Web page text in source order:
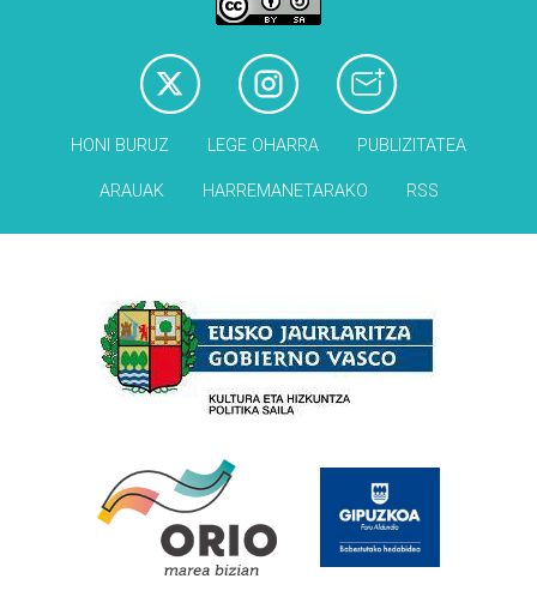
HONI BURUZ LEGE OHARRA PUBLIZITATEA
ARAUAK HARREMANETARAKO RSS